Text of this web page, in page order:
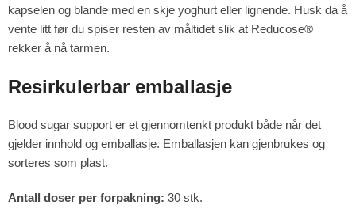
kapselen og blande med en skje yoghurt eller lignende. Husk da å
vente litt før du spiser resten av måltidet slik at Reducose®
rekker å nå tarmen.
Resirkulerbar emballasje
Blood sugar support er et gjennomtenkt produkt både når det
gjelder innhold og emballasje. Emballasjen kan gjenbrukes og
sorteres som plast.
Antall doser per forpakning: 30 stk.